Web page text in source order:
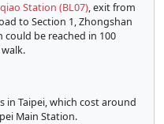
Station (BL07), exit from
to Section 1, Zhongshan
be reached in 100
in Taipei, which cost around
Main Station.